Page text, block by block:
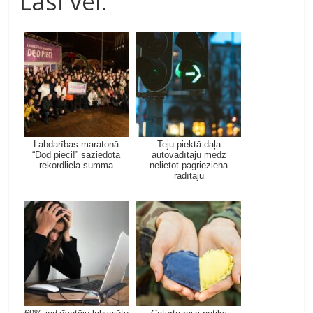
Labdarības maratonā
“Dod pieci!” saziedota
rekordliela summa
Teju piektā daļa
autovadītāju mēdz
nelietot pagrieziena
rādītāju